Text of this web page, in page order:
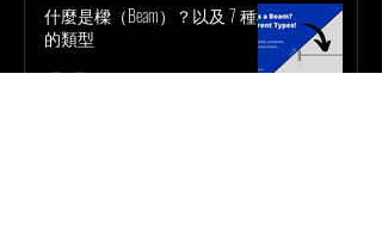
什麼是樑（Beam）？以及 7 種樑
的類型
1月11日